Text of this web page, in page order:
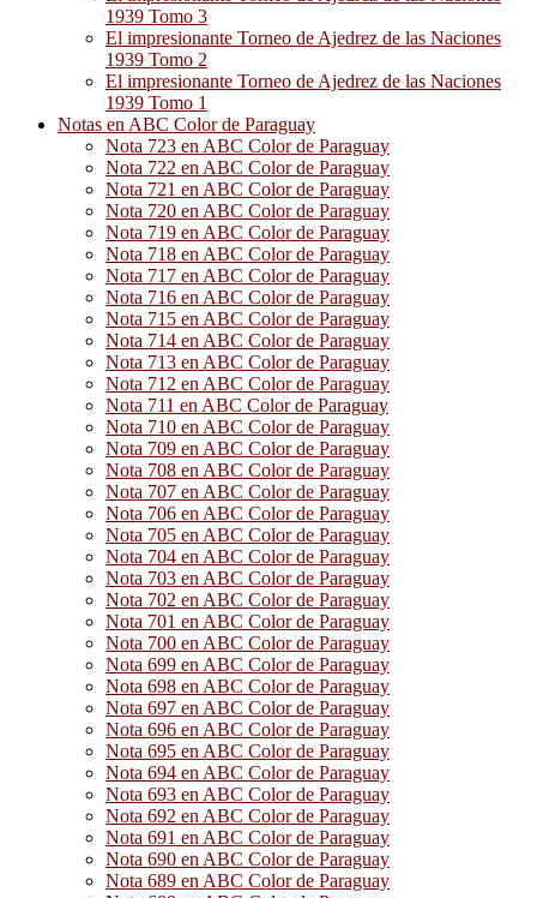
1939 Tomo 3
El impresionante Torneo de Ajedrez de las Naciones
1939 Tomo 2
El impresionante Torneo de Ajedrez de las Naciones
1939 Tomo 1
Notas en ABC Color de Paraguay
Nota 723 en ABC Color de Paraguay
Nota 722 en ABC Color de Paraguay
Nota 721 en ABC Color de Paraguay
Nota 720 en ABC Color de Paraguay
Nota 719 en ABC Color de Paraguay
Nota 718 en ABC Color de Paraguay
Nota 717 en ABC Color de Paraguay
Nota 716 en ABC Color de Paraguay
Nota 715 en ABC Color de Paraguay
Nota 714 en ABC Color de Paraguay
Nota 713 en ABC Color de Paraguay
Nota 712 en ABC Color de Paraguay
Nota 711 en ABC Color de Paraguay
Nota 710 en ABC Color de Paraguay
Nota 709 en ABC Color de Paraguay
Nota 708 en ABC Color de Paraguay
Nota 707 en ABC Color de Paraguay
Nota 706 en ABC Color de Paraguay
Nota 705 en ABC Color de Paraguay
Nota 704 en ABC Color de Paraguay
Nota 703 en ABC Color de Paraguay
Nota 702 en ABC Color de Paraguay
Nota 701 en ABC Color de Paraguay
Nota 700 en ABC Color de Paraguay
Nota 699 en ABC Color de Paraguay
Nota 698 en ABC Color de Paraguay
Nota 697 en ABC Color de Paraguay
Nota 696 en ABC Color de Paraguay
Nota 695 en ABC Color de Paraguay
Nota 694 en ABC Color de Paraguay
Nota 693 en ABC Color de Paraguay
Nota 692 en ABC Color de Paraguay
Nota 691 en ABC Color de Paraguay
Nota 690 en ABC Color de Paraguay
Nota 689 en ABC Color de Paraguay